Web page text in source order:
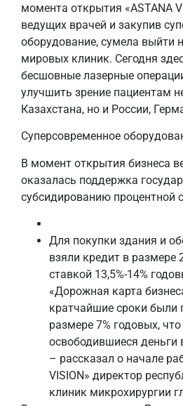
момента открытия «ASTANA
ведущих врачей и закупив
оборудование, сумела выйти
мировых клиник. Сегодня
бесшовные лазерные
улучшить зрение пациентам
Казахстана, но и России,
Суперсовременное
В момент открытия бизнеса
оказалась поддержка
субсидированию процентной
Для покупки здания и
взяли кредит в размере
ставкой 13,5%-14%
«Дорожная карта
кратчайшие сроки были
размере 7% годовых,
освободившиеся деньги
– рассказал о начале
VISION» директор
клиник микрохирургии